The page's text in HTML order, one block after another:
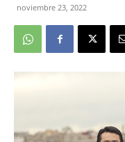
noviembre 23, 2022